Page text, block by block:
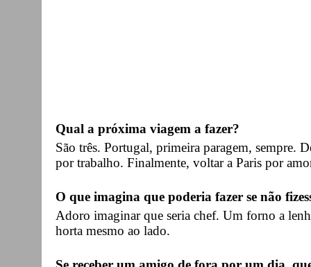
Qual a próxima viagem a fazer?
São três. Portugal, primeira paragem, sempre.
por trabalho. Finalmente, voltar a Paris por
O que imagina que poderia fazer se não
Adoro imaginar que seria chef. Um forno a
horta mesmo ao lado.